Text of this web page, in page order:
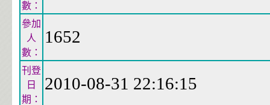
數：
參加
人
數：
1652
刊登
日
期：
2010-08-31 22:16:15